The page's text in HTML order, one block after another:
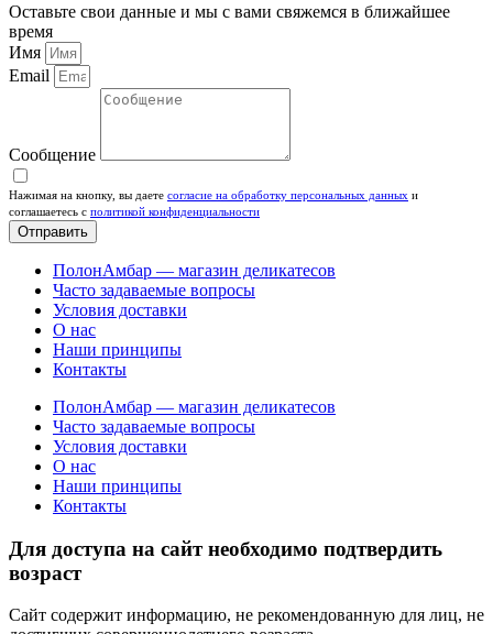
Оставьте свои данные и мы с вами свяжемся в ближайшее
время
Имя
Email
Сообщение
Нажимая на кнопку, вы даете согласие на обработку персональных данных и
соглашаетесь c политикой конфиденциальности
Отправить
ПолонАмбар — магазин деликатесов
Часто задаваемые вопросы
Условия доставки
О нас
Наши принципы
Контакты
ПолонАмбар — магазин деликатесов
Часто задаваемые вопросы
Условия доставки
О нас
Наши принципы
Контакты
Для доступа на сайт необходимо подтвердить
возраст
Сайт содержит информацию, не рекомендованную для лиц, не